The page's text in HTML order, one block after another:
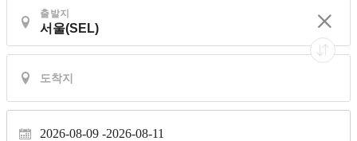
출발지
2026-08-09 2026-08-11